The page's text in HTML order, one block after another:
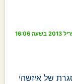
של איזשהי